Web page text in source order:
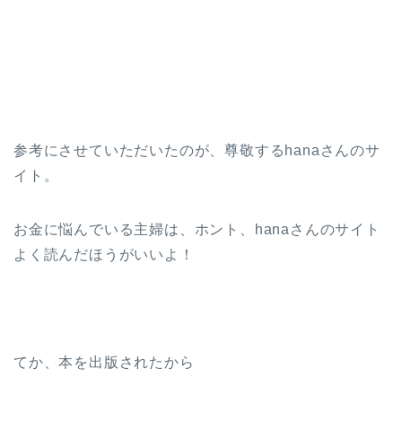
参考にさせていただいたのが、尊敬するhanaさんのサ
イト。
お金に悩んでいる主婦は、ホント、hanaさんのサイト
よく読んだほうがいいよ！
てか、本を出版されたから